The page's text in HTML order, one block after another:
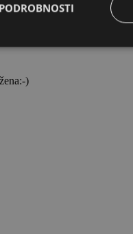
a drží. Na bledých
)